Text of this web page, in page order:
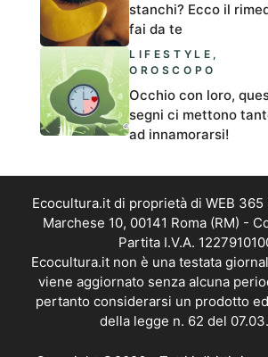
stanchi? Ecco il
fai da te
LIFESTYLE ,
OROSCOPO
Occhio con loro,
segni ci mettono
ad innamorarsi!
Ecocultura.it di proprietà di WEB 365
Marchese 10, 00141 Roma (RM) -
Partita I.V.A.
Ecocultura.it non è una testata
viene aggiornato senza alcuna
pertanto considerarsi un prodotto
della legge n. 62 del